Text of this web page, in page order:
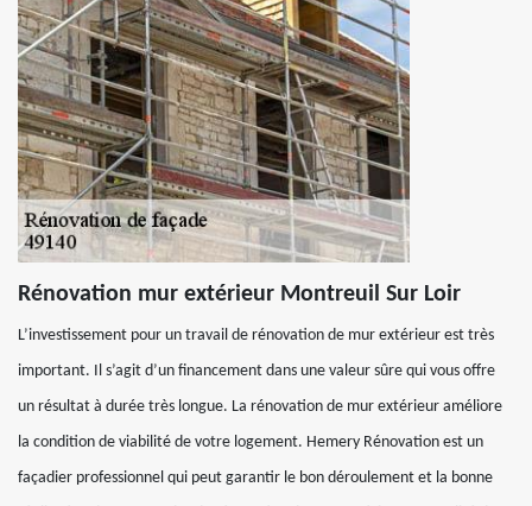
Rénovation mur extérieur Montreuil Sur Loir
L’investissement pour un travail de rénovation de mur extérieur est très
important. Il s’agit d’un financement dans une valeur sûre qui vous offre
un résultat à durée très longue. La rénovation de mur extérieur améliore
la condition de viabilité de votre logement. Hemery Rénovation est un
façadier professionnel qui peut garantir le bon déroulement et la bonne